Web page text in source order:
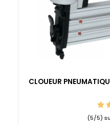
CLOUEUR
(5/5)